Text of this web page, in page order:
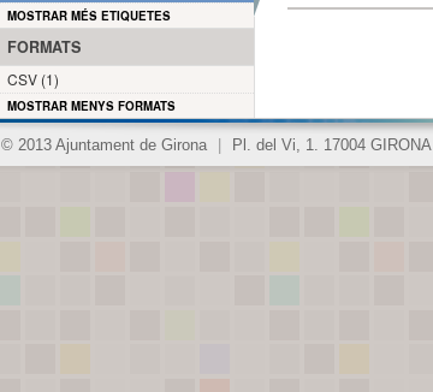
MOSTRAR MÉS ETIQUETES
FORMATS
CSV (1)
MOSTRAR MENYS FORMATS
© 2013 Ajuntament de Girona Pl. del Vi, 1. 17004 GIRONA